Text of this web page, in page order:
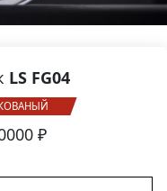
LS FG04
₽